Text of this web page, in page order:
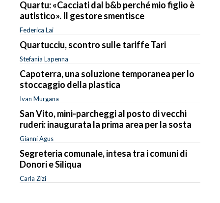
Quartu: «Cacciati dal b&b perché mio figlio è
autistico». Il gestore smentisce
Federica Lai
Quartucciu, scontro sulle tariffe Tari
Stefania Lapenna
Capoterra, una soluzione temporanea per lo
stoccaggio della plastica
Ivan Murgana
San Vito, mini-parcheggi al posto di vecchi
ruderi: inaugurata la prima area per la sosta
Gianni Agus
Segreteria comunale, intesa tra i comuni di
Donori e Siliqua
Carla Zizi